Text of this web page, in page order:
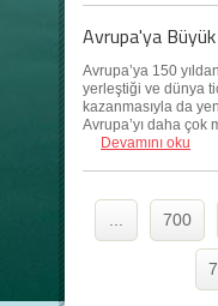
Avrupa'ya
Avrupa’ya 150
yerleştiği ve dünya
kazanmasıyla da
Avrupa’yı daha çok
Devamını oku
700